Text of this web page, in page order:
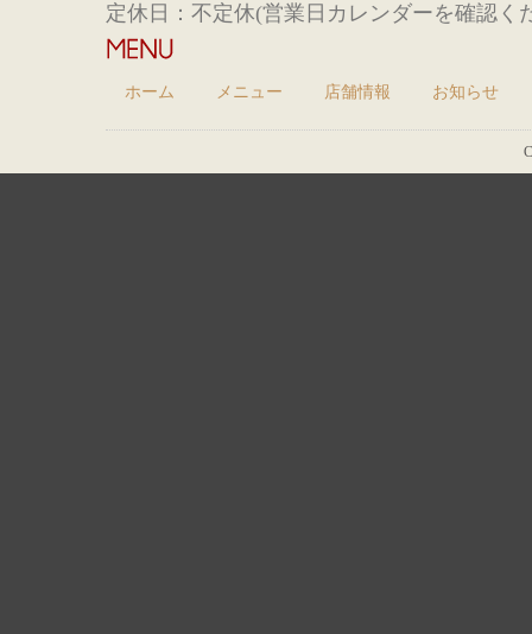
定休日：不定休(営業日カレンダーを確認く
ホーム メニュー 店舗情報 お知らせ